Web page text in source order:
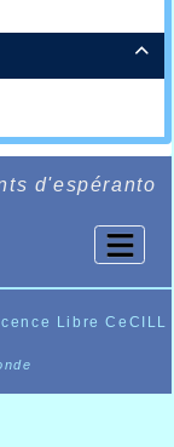

d'espéranto
Libre CeCILL